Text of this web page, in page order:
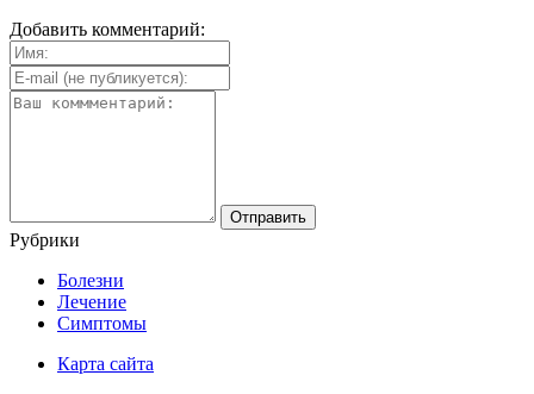
Добавить комментарий:
Рубрики
Болезни
Лечение
Симптомы
Карта сайта